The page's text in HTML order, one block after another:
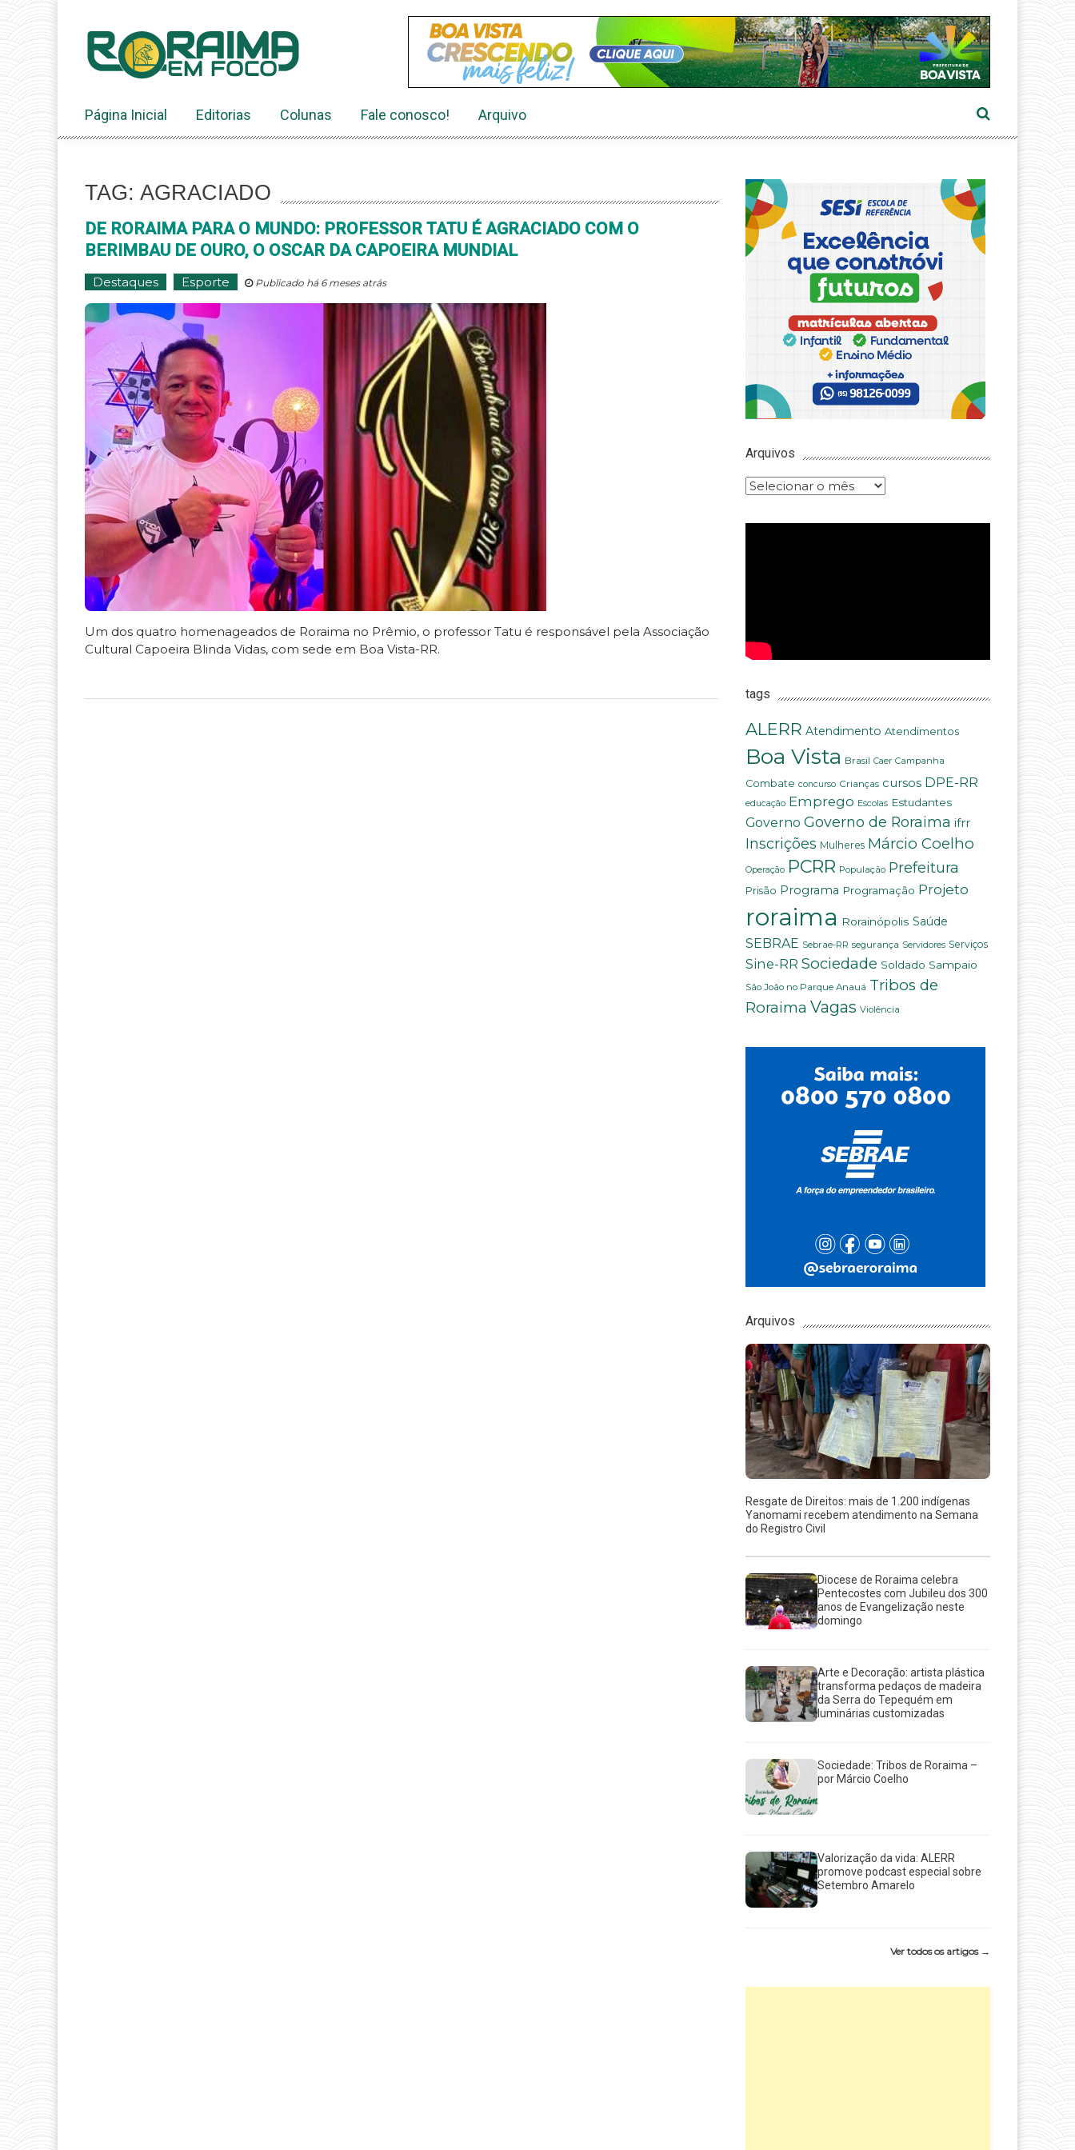
conteúdo
Página Inicial Editorias Colunas Fale conosco! Arquivo
TAG: AGRACIADO
DE RORAIMA PARA O MUNDO: PROFESSOR TATU É AGRACIADO COM O
BERIMBAU DE OURO, O OSCAR DA CAPOEIRA MUNDIAL
Destaques Esporte Publicado há 6 meses atrás
Um dos quatro homenageados de Roraima no Prêmio, o professor Tatu é responsável pela Associação
Cultural Capoeira Blinda Vidas, com sede em Boa Vista-RR.
Arquivos
Arquivos
tags
ALERR Atendimento Atendimentos
Boa Vista Brasil Caer Campanha
Combate concurso Crianças cursos DPE-RR
educação Emprego Escolas Estudantes
Governo Governo de Roraima ifrr
Inscrições Mulheres Márcio Coelho
Operação PCRR População Prefeitura
Prisão Programa Programação Projeto
roraima Rorainópolis Saúde
SEBRAE Sebrae-RR segurança Servidores Serviços
Sine-RR Sociedade Soldado Sampaio
São João no Parque Anauá Tribos de
Roraima Vagas Violência
Arquivos
Resgate de Direitos: mais de 1.200 indígenas
Yanomami recebem atendimento na Semana
do Registro Civil
Diocese de Roraima celebra
Pentecostes com Jubileu dos 300
anos de Evangelização neste
domingo
Arte e Decoração: artista plástica
transforma pedaços de madeira
da Serra do Tepequém em
luminárias customizadas
Sociedade: Tribos de Roraima –
por Márcio Coelho
Valorização da vida: ALERR
promove podcast especial sobre
Setembro Amarelo
Ver todos os artigos →